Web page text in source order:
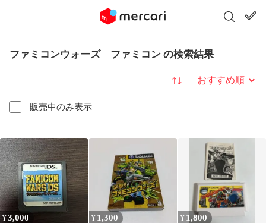
ファミコンウォーズ ファミコン の検索結果
販売中のみ表示
並び替え
¥3,000 ¥ 1,300 ¥ 1,800